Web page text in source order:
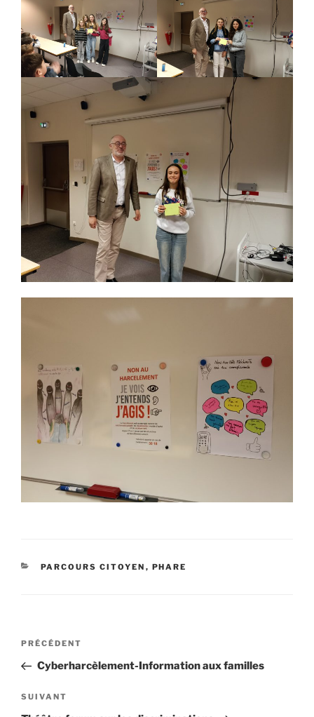
CATÉGORIES
PARCOURS CITOYEN , PHARE
Navigation
l’article
Article
précédent
PRÉCÉDENT
Cyberharcèlement-Information aux familles
Article
SUIVANT